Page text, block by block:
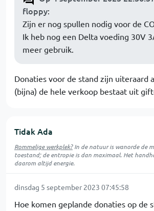
floppy:
Zijn er nog spullen nodig voor de
Ik heb nog een Delta voeding 30V
meer gebruik.
Donaties voor de stand zijn uiteraard
(bijna) de hele verkoop bestaat uit
Tidak Ada
Rommelige werkplek?In de natuur iswanordede
toestand; de entropie is dan maximaal. Het
daarom altijd energie.
dinsdag 5 september 2023 07:45:58
Hoe komen geplande donaties op de